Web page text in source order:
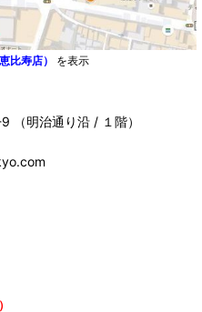
比寿店） を表示
（明治通り沿 / １階）